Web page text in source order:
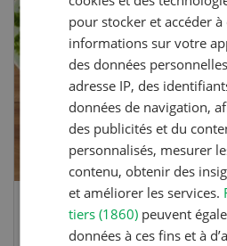
Galettes de lupin
pour stocker et accéder à
informations sur votre
des données
adresse IP, des
données de navigation,
des publicités et du
personnalisés, mesurer
contenu, obtenir des
et améliorer les services.
tiers (1860) peuvent
données à ces fins et à